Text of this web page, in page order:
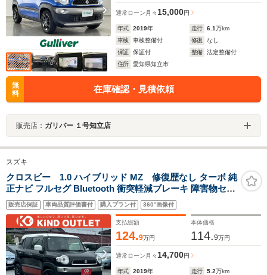
通常ローン 月々 15,000円
年式 2019年 走行 6.1万km
車検
車検整備付 修復
なし
保証
保証付 整備
法定整備付
住所
愛知県知立市
無
料
在庫確認・見積依頼
販売店： ガリバー １号知立店
スズキ
クロスビー 1.0 ハイブリッド MZ 修復歴なし ターボ 純
正ナビ フルセグ Bluetooth 衝突軽減ブレーキ 障害物セン
サー クルーズコントロール LEDヘッドライト ETC スマ
ートキー プッシュスタート シートヒーター 整備保証付
販売店保証 車両品質評価書付 購入プラン付 360°画像付
支払総額
124.9万円
本体価格
114.9万円
通常ローン 月々 14,700円
年式 2019年 走行 5.2万km